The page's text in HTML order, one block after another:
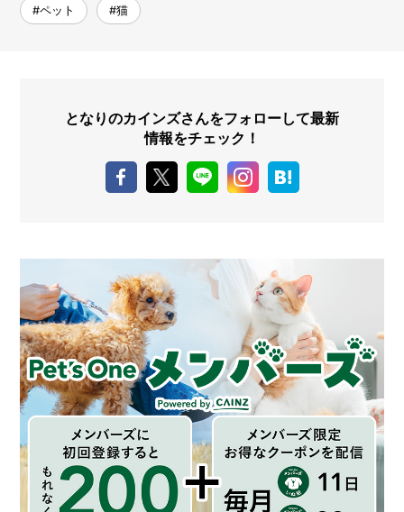
#ペット #猫
となりのカインズさんをフォローして最新
情報をチェック！